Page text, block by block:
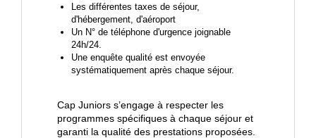
Les différentes taxes de séjour,
d'hébergement, d'aéroport
Un N° de téléphone d'urgence joignable
24h/24.
Une enquête qualité est envoyée
systématiquement après chaque séjour.
Cap Juniors s’engage à respecter les
programmes spécifiques à chaque séjour et
garanti la qualité des prestations proposées.